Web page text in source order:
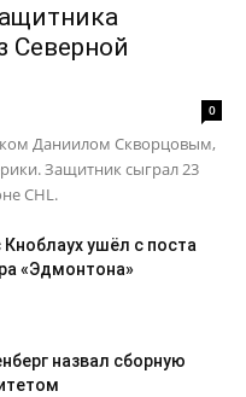
Северной
0
Даниилом Скворцовым,
Защитник сыграл 23
CHL.
Кноблаух ушёл с поста
«Эдмонтона»
назвал сборную